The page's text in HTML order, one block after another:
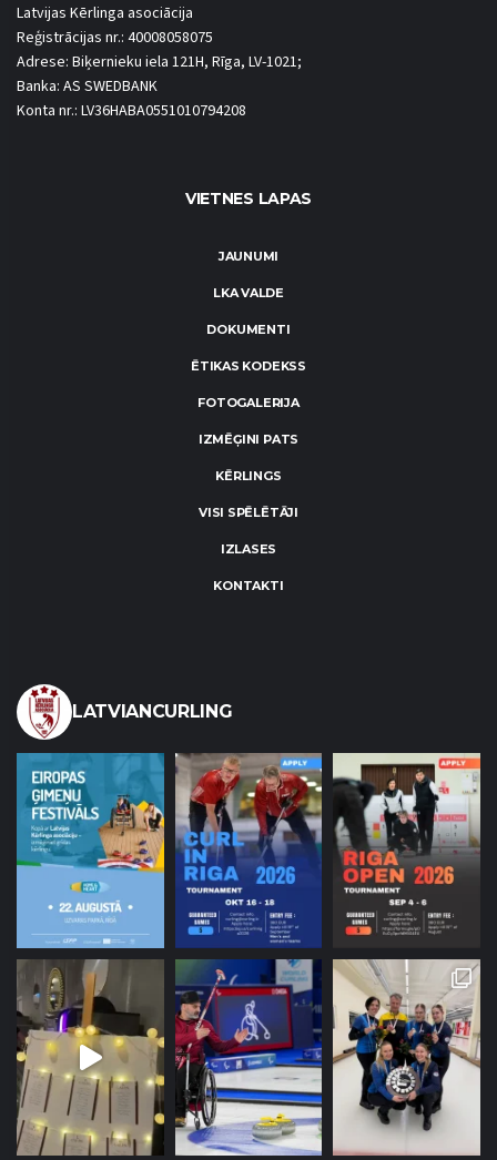
Latvijas Kērlinga asociācija
Reģistrācijas nr.: 40008058075
Adrese: Biķernieku iela 121H, Rīga, LV-1021;
Banka: AS SWEDBANK
Konta nr.: LV36HABA0551010794208
VIETNES LAPAS
JAUNUMI
LKA VALDE
DOKUMENTI
ĒTIKAS KODEKSS
FOTOGALERIJA
IZMĒĢINI PATS
KĒRLINGS
VISI SPĒLĒTĀJI
IZLASES
KONTAKTI
LATVIANCURLING